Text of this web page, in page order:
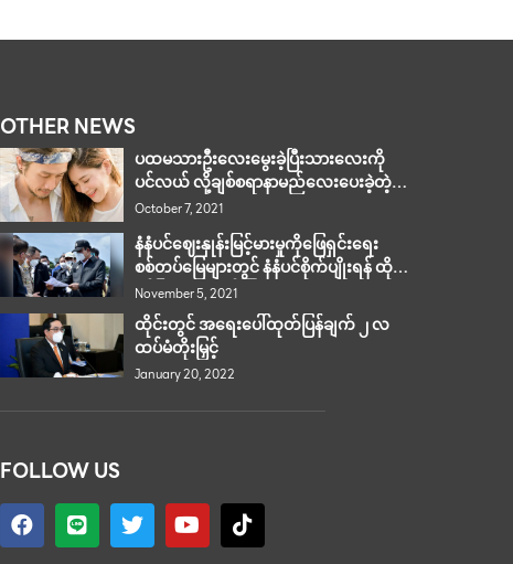
OTHER NEWS
ပထမသားဦးလေးမွေးခဲ့ပြီးသားလေးကို
ပင်လယ် လို့ချစ်စရာနာမည်လေးပေးခဲ့တဲ့
ကွေး လားချဝီ
October 7, 2021
နံနံပင်ဈေးနှုန်းမြင့်မားမှုကိုဖြေရှင်းရေး
စစ်တပ်မြေများတွင် နံနံပင်စိုက်ပျိုးရန် ထိုင်း
ဝန်ကြီးချုပ် ညွှန်ကြား
November 5, 2021
ထိုင်းတွင် အရေးပေါ်ထုတ်ပြန်ချက် ၂ လ
ထပ်မံတိုးမြှင့်
January 20, 2022
FOLLOW US